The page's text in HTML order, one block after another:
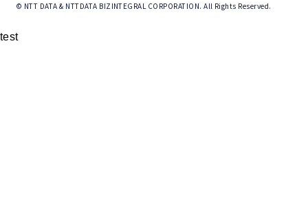
© NTT DATA & NTTDATA BIZINTEGRAL CORPORATION. All Rights Reserved.
test